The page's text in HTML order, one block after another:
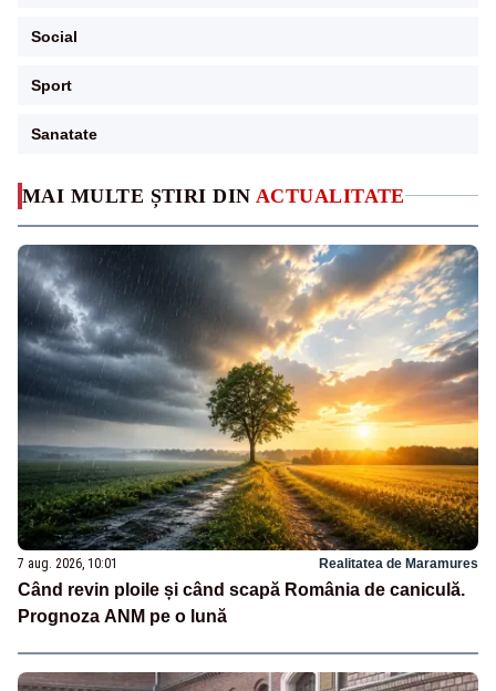
MAI MULTE ȘTIRI DIN ACTUALITATE
7 aug. 2026, 10:01 Realitatea de Maramures
Când revin ploile și când scapă România de caniculă.
Prognoza ANM pe o lună
Social
Sport
Sanatate